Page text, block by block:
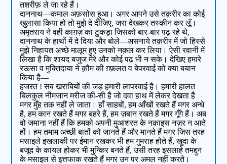
तशरीफ़ ले जा रहे हैं।
दाननाथ—कमाल अफ़सोस हुआ। अगर आपने उसे तक़रीर का कोई
खुलासा किया हो तो मुझे दे दीजिए, जरा देखकर तस्कीन कर लूँ।
अमृतराय ने वही काग़ज़ का टुकड़ा जिसको बार-बार पढ़ रहे थे,
दाननाथ के हाथों में दे दिया और बोले—असनाये तक़रीर में जो हिस्से
मुझे निहायत अच्छे मालूम हुए उनको नक़ल कर लिया। ऐसी रवानी में
लिखा है कि शायद बजुज मेरे और कोई पढ़ भी न सके। देखिए हमारे
रऊसा व मुक्तिदाया ने क़ौम की ग़फ़लत व बेपरवाई को क्या बयान
किया है—
हजरत ! सब खराबियों की जड़ हमारी लापरवाई है। हमारी हालत
बिलकुल नीमजान मरीज की-सी है जो दवा हाथ में लेकर देखता है
मगर मुँह तक नहीं ले जाता। हाँ साहबों, हम आँखों रखते हैं मगर अन्धे
है, हम कान रखते हैं मगर बहरे हैं, हम ज़बान रखते हैं मगर गूँगे हैं। अब
वो जमाना नहीं हैं कि हमको अपनी मुआशरत के नक़ाइस नज़र न आते
हों। हम तमाम अच्छी बातों को जानते हैं और मानते हैं मगर जिस तरह
मसाइले इखलाकी पर ईमान रखकर भी हम गुमराह होते हैं, खुदा के
बजूद के कायल होकर भी मुन्किर बनते हैं, उसी तरह इसलाहे तमद्दुन
के मसाइल से इत्तफाक रखते हैं मगर उन पर अमल नहीं करते।